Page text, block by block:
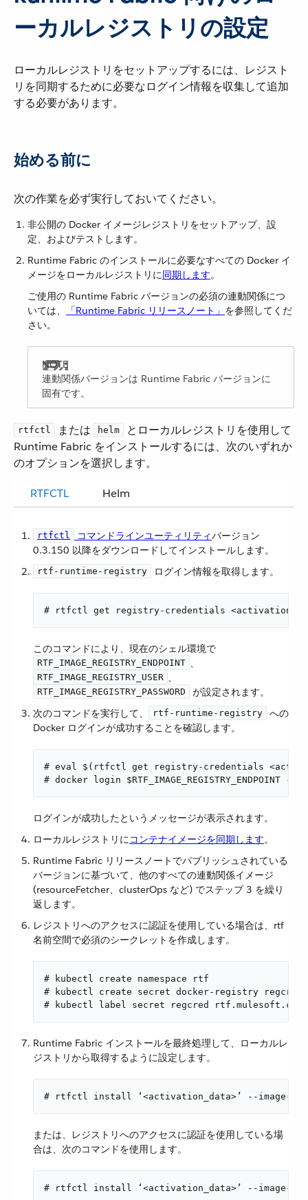
ーカルレジストリの設定
ローカルレジストリをセットアップするには、レジスト
リを同期するために必要なログイン情報を収集して追加
する必要があります。
始める前に
次の作業を必ず実行しておいてください。
非公開の Docker イメージレジストリをセットアップ、設
定、およびテストします。
Runtime Fabric のインストールに必要なすべての Docker イ
メージをローカルレジストリに​同期します​。
ご使用の Runtime Fabric バージョンの必須の連動関係につ
いては、​
「Runtime Fabric リリースノート」 ​を参照してくだ
さい。
連動関係バージョンは Runtime Fabric バージョンに
固有です。
rtfctl ​ または ​ helm
​ とローカルレジストリを使用して
Runtime Fabric をインストールするには、次のいずれか
のオプションを選択します。
RTFCTL Helm
rtfctl ​ コマンドラインユーティリティ​バージョン
0.3.150 以降をダウンロードしてインストールします。
rtf-runtime-registry ​ ログイン情報を取得します。
# rtfctl get registry-credentials <activation-
このコマンドにより、現在のシェル環境で ​
RTF_IMAGE_REGISTRY_ENDPOINT ​、​
RTF_IMAGE_REGISTRY_USER ​、​
RTF_IMAGE_REGISTRY_PASSWORD
​ が設定されます。
次のコマンドを実行して、​
rtf-runtime-registry
​ への
Docker ログインが成功することを確認します。
# eval $(rtfctl get registry-credentials
# docker login $RTF_IMAGE_REGISTRY_ENDPOINT --
ログインが成功したというメッセージが表示されます。
ローカルレジストリに​コンテナイメージを同期します​。
Runtime Fabric リリースノートでパブリッシュされている
バージョンに基づいて、他のすべての連動関係イメージ
(resourceFetcher、clusterOps など) でステップ 3 を繰り
返します。
レジストリへのアクセスに認証を使用している場合は、rtf
名前空間で必須のシークレットを作成します。
# kubectl create namespace rtf
# kubectl create secret docker-registry regcred --
# kubectl label secret regcred
Runtime Fabric インストールを最終処理して、ローカルレ
ジストリから取得するように設定します。
# rtfctl install ‘<activation_data>’ --image-
または、レジストリへのアクセスに認証を使用している場
合は、次のコマンドを使用します。
# rtfctl install ‘<activation_data>’ --image-